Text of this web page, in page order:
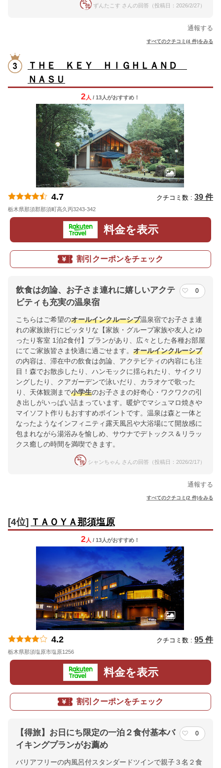
ずんたこす さんの回答（投稿日：2026/2/27）
通報する
すべてのクチコミ(4 件)をみる
ＴＨＥ ＫＥＹ ＨＩＧＨＬＡＮＤ
ＮＡＳＵ
2 人 / 13人がおすすめ！
4.7 クチコミ数 : 39 件
栃木県那須郡那須町高久丙3243-342
料金を表示
割引クーポンをチェック
飲食は勿論、お子さま連れに嬉しいアクテ
ビティも充実の温泉宿
0
こちらはご希望のオールインクルーシブ温泉宿でお子さま連
れの家族旅行にピッタリな【家族・グループ家族や友人とゆ
ったり客室 1泊2食付】プランがあり、広々とした各種お部屋
にてご家族皆さま快適に過ごせます。 オールインクルーシブ
の内容は、滞在中の飲食は勿論、アクテビティの内容にも注
目！森でお散歩したり、ハンモックに揺られたり、サイクリ
ングしたり、クアガーデンで泳いだり、カラオケで歌った
り、天体観測まで小学生のお子さまの好奇心・ワクワクの引
き出しがいっぱい詰まっています。暖炉でマシュマロ焼きや
マイソフト作りもおすすめポイントです。温泉は森と一体と
なったようなインフィニティ露天風呂や大浴場にて開放感に
包まれながら湯浴みを愉しめ、サウナでデトックス＆リラッ
クス癒しの時間を満喫できます。
シャンちゃん さんの回答（投稿日：2026/2/17）
通報する
すべてのクチコミ(2 件)をみる
[4位] ＴＡＯＹＡ那須塩原
2 人 / 13人がおすすめ！
4.2 クチコミ数 : 95 件
栃木県那須塩原市塩原1256
料金を表示
割引クーポンをチェック
【得旅】お日にち限定の一泊２食付基本バ
イキングプランがお薦め
0
バリアフリーの内風呂付スタンダードツインで親子３名２食